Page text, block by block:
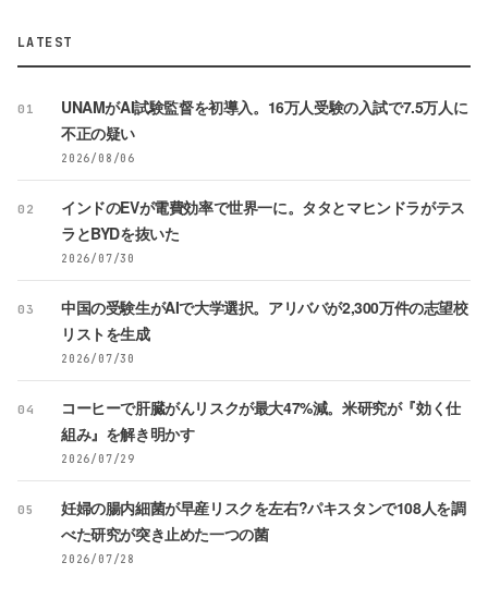
LATEST
01
UNAMがAI試験監督を初導入。16万人受験の入試で7.5万人に
不正の疑い
2026/08/06
02
インドのEVが電費効率で世界一に。タタとマヒンドラがテス
ラとBYDを抜いた
2026/07/30
03
中国の受験生がAIで大学選択。アリババが2,300万件の志望校
リストを生成
2026/07/30
04
コーヒーで肝臓がんリスクが最大47%減。米研究が『効く仕
組み』を解き明かす
2026/07/29
05
妊婦の腸内細菌が早産リスクを左右?パキスタンで108人を調
べた研究が突き止めた一つの菌
2026/07/28